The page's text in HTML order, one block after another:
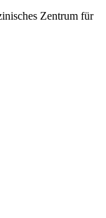
Zentrum für